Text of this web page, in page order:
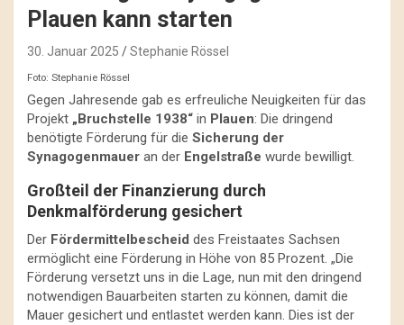
Plauen kann starten
30. Januar 2025 Stephanie Rössel
Foto: Stephanie Rössel
Gegen Jahresende gab es erfreuliche Neuigkeiten für das
Projekt „Bruchstelle 1938“ in Plauen: Die dringend
benötigte Förderung für die Sicherung der
Synagogenmauer an der Engelstraße wurde bewilligt.
Großteil der Finanzierung durch
Denkmalförderung gesichert
Der Fördermittelbescheid des Freistaates Sachsen
ermöglicht eine Förderung in Höhe von 85 Prozent. „Die
Förderung versetzt uns in die Lage, nun mit den dringend
notwendigen Bauarbeiten starten zu können, damit die
Mauer gesichert und entlastet werden kann. Dies ist der